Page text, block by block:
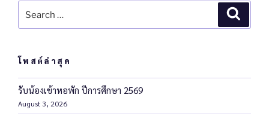
โพสต์ล่าสุด
รับน้องเข้าหอพัก ปีการศึกษา 2569
August 3, 2026